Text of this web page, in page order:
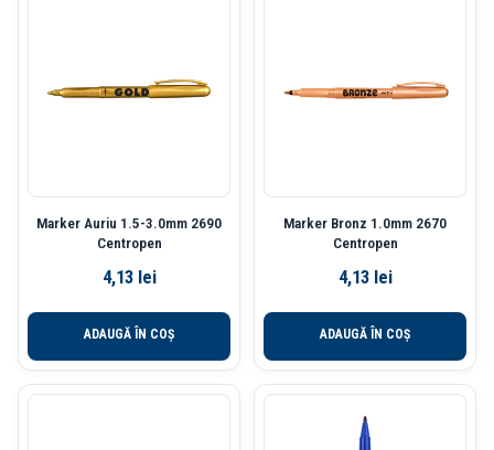
Marker Auriu 1.5-3.0mm 2690
Centropen
4,13 lei
ADAUGĂ ÎN COȘ
Marker Bronz 1.0mm 2670
Centropen
4,13 lei
ADAUGĂ ÎN COȘ